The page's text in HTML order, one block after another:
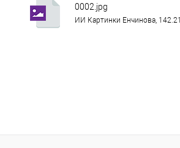
0002.jpg
ИИ Картинки Енчинова,